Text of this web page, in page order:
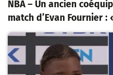
NBA – Un ancien
match d’Evan Fournier :